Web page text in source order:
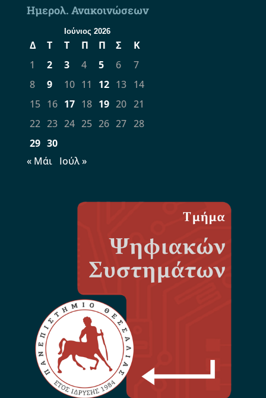
Ημερολ. Ανακοινώσεων
Ιούνιος 2026
Δ Τ Τ Π Π Σ
Κ
1
2 3 4 5 6
7
8
9 10 11 12 13
14
15 16 17 18 19 20 21
22 23 24 25 26 27 28
29 30
« Μάι
Ιούλ »